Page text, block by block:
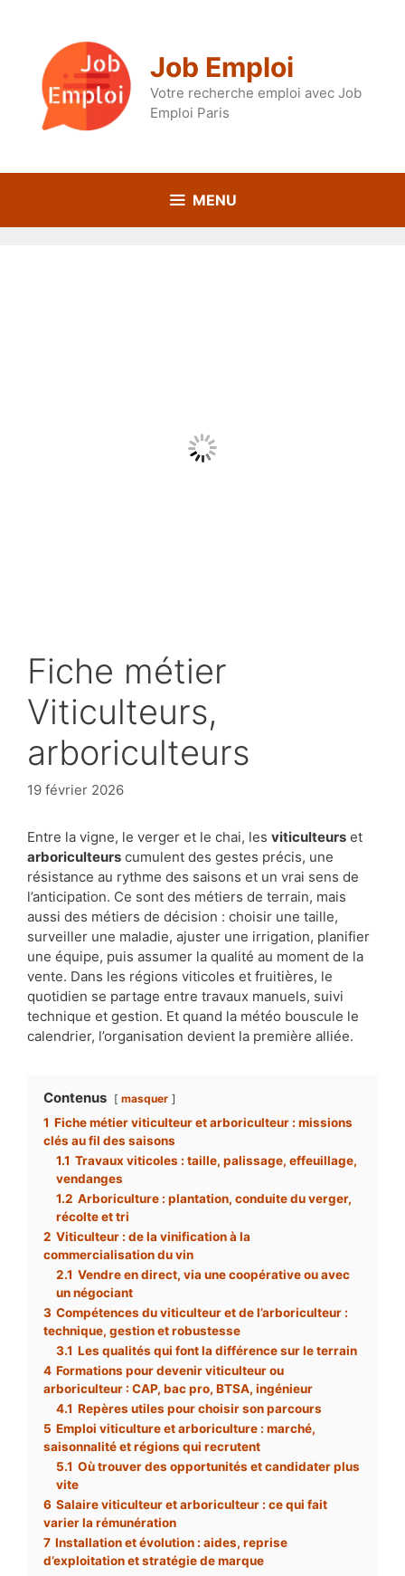
Job Emploi
Votre recherche emploi avec Job
Emploi Paris
MENU
Fiche métier
Viticulteurs,
arboriculteurs
19 février 2026
Entre la vigne, le verger et le chai, les viticulteurs et
arboriculteurs cumulent des gestes précis, une
résistance au rythme des saisons et un vrai sens de
l’anticipation. Ce sont des métiers de terrain, mais
aussi des métiers de décision : choisir une taille,
surveiller une maladie, ajuster une irrigation, planifier
une équipe, puis assumer la qualité au moment de la
vente. Dans les régions viticoles et fruitières, le
quotidien se partage entre travaux manuels, suivi
technique et gestion. Et quand la météo bouscule le
calendrier, l’organisation devient la première alliée.
Contenus masquer
1 Fiche métier viticulteur et arboriculteur : missions
clés au fil des saisons
1.1 Travaux viticoles : taille, palissage, effeuillage,
vendanges
1.2 Arboriculture : plantation, conduite du verger,
récolte et tri
2 Viticulteur : de la vinification à la
commercialisation du vin
2.1 Vendre en direct, via une coopérative ou avec
un négociant
3 Compétences du viticulteur et de l’arboriculteur :
technique, gestion et robustesse
3.1 Les qualités qui font la différence sur le terrain
4 Formations pour devenir viticulteur ou
arboriculteur : CAP, bac pro, BTSA, ingénieur
4.1 Repères utiles pour choisir son parcours
5 Emploi viticulture et arboriculture : marché,
saisonnalité et régions qui recrutent
5.1 Où trouver des opportunités et candidater plus
vite
6 Salaire viticulteur et arboriculteur : ce qui fait
varier la rémunération
7 Installation et évolution : aides, reprise
d’exploitation et stratégie de marque